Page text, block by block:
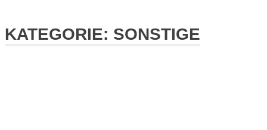
KATEGORIE: SONSTIGE